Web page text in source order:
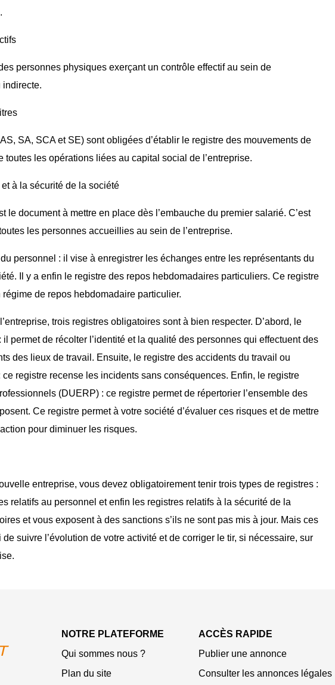
personnes physiques exerçant un contrôle effectif au sein de
indirecte.
SA, SCA et SE) sont obligées d’établir le registre des mouvements de
toutes les opérations liées au capital social de l’entreprise.
à la sécurité de la société
le document à mettre en place dès l’embauche du premier salarié. C’est
les personnes accueillies au sein de l’entreprise.
personnel : il vise à enregistrer les échanges entre les représentants du
Il y a enfin le registre des repos hebdomadaires particuliers. Ce registre
de repos hebdomadaire particulier.
trois registres obligatoires sont à bien respecter. D’abord, le
permet de récolter l’identité et la qualité des personnes qui effectuent des
des lieux de travail. Ensuite, le registre des accidents du travail ou
registre recense les incidents sans conséquences. Enfin, le registre
(DUERP) : ce registre permet de répertorier l’ensemble des
Ce registre permet à votre société d’évaluer ces risques et de mettre
pour diminuer les risques.
entreprise, vous devez obligatoirement tenir trois types de registres :
relatifs au personnel et enfin les registres relatifs à la sécurité de la
et vous exposent à des sanctions s’ils ne sont pas mis à jour. Mais ces
suivre l’évolution de votre activité et de corriger le tir, si nécessaire, sur
NOTRE PLATEFORME
Qui sommes nous ?
Plan du site
ACCÈS RAPIDE
Publier une annonce
Consulter les annonces légales